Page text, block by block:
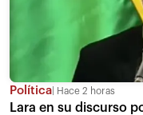
Política Hace 2 horas
Lara en su discurso